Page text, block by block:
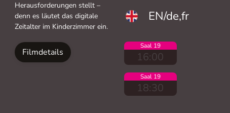
Herausforderungen stellt –
denn es läutet das digitale
Zeitalter im Kinderzimmer ein.
Filmdetails
EN/de,fr
Saal 19
16:00
Saal 19
18:30